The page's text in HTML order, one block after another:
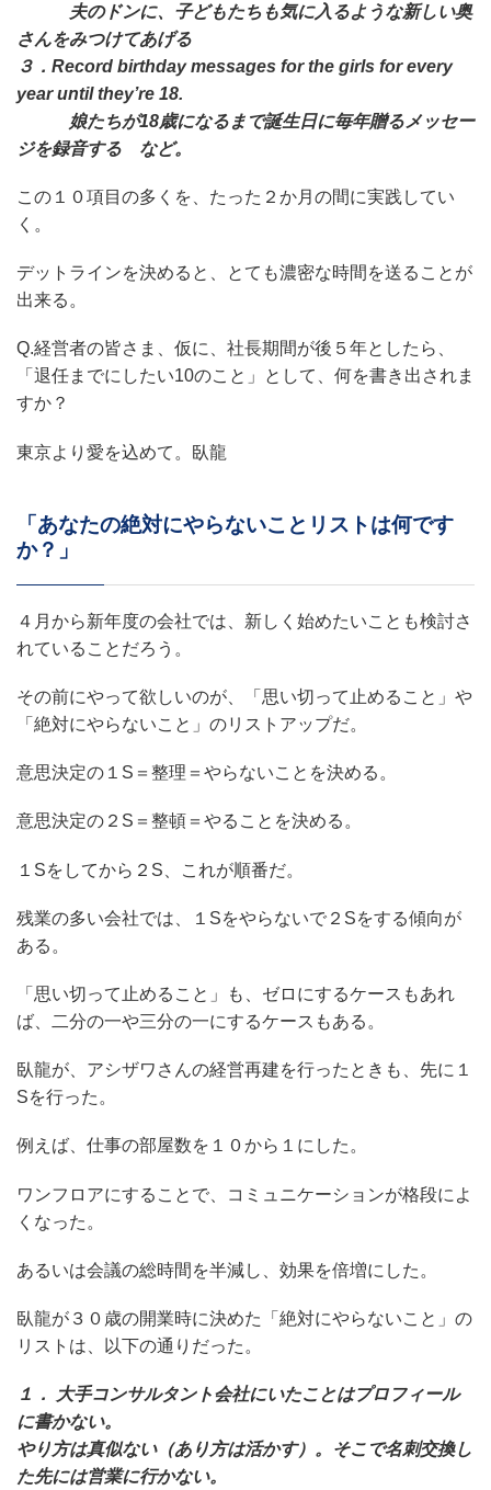
夫のドンに、子どもたちも気に入るような新しい奥
さんをみつけてあげる
３．Record birthday messages for the girls for every
year until they’re 18.
娘たちが18歳になるまで誕生日に毎年贈るメッセー
ジを録音する など。
この１０項目の多くを、たった２か月の間に実践してい
く。
デットラインを決めると、とても濃密な時間を送ることが
出来る。
Q.経営者の皆さま、仮に、社長期間が後５年としたら、
「退任までにしたい10のこと」として、何を書き出されま
すか？
東京より愛を込めて。臥龍
「あなたの絶対にやらないことリストは何です
か？」
４月から新年度の会社では、新しく始めたいことも検討さ
れていることだろう。
その前にやって欲しいのが、「思い切って止めること」や
「絶対にやらないこと」のリストアップだ。
意思決定の１S＝整理＝やらないことを決める。
意思決定の２S＝整頓＝やることを決める。
１Sをしてから２S、これが順番だ。
残業の多い会社では、１Sをやらないで２Sをする傾向が
ある。
「思い切って止めること」も、ゼロにするケースもあれ
ば、二分の一や三分の一にするケースもある。
臥龍が、アシザワさんの経営再建を行ったときも、先に１
Sを行った。
例えば、仕事の部屋数を１０から１にした。
ワンフロアにすることで、コミュニケーションが格段によ
くなった。
あるいは会議の総時間を半減し、効果を倍増にした。
臥龍が３０歳の開業時に決めた「絶対にやらないこと」の
リストは、以下の通りだった。
１． 大手コンサルタント会社にいたことはプロフィール
に書かない。
やり方は真似ない（あり方は活かす）。そこで名刺交換し
た先には営業に行かない。